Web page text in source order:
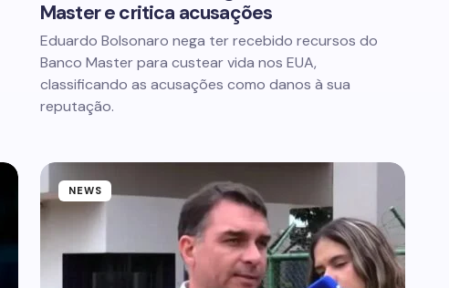
Master e critica acusações
Eduardo Bolsonaro nega ter recebido recursos do
Banco Master para custear vida nos EUA,
classificando as acusações como danos à sua
reputação.
NEWS